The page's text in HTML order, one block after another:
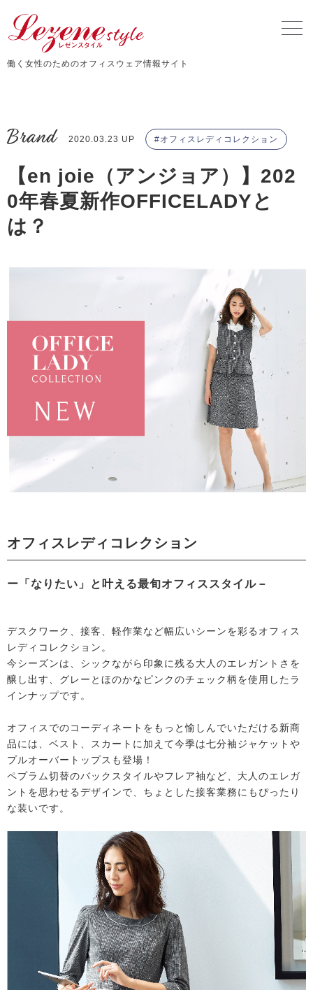
働く女性のためのオフィスウェア情報サイト
Brand 2020.03.23 UP オフィスレディコレクション
【en joie（アンジョア）】202
0年春夏新作OFFICELADYと
は？
オフィスレディコレクション
ー「なりたい」と叶える最旬オフィススタイル－
デスクワーク、接客、軽作業など幅広いシーンを彩るオフィス
レディコレクション。
今シーズンは、シックながら印象に残る大人のエレガントさを
醸し出す、グレーとほのかなピンクのチェック柄を使用したラ
インナップです。
オフィスでのコーディネートをもっと愉しんでいただける新商
品には、ベスト、スカートに加えて今季は七分袖ジャケットや
プルオーバートップスも登場！
ペプラム切替のバックスタイルやフレア袖など、大人のエレガ
ントを思わせるデザインで、ちょとした接客業務にもぴったり
な装いです。